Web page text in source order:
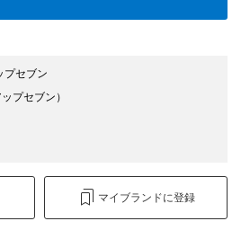
プセブン
プセブン）
マイブランドに登録